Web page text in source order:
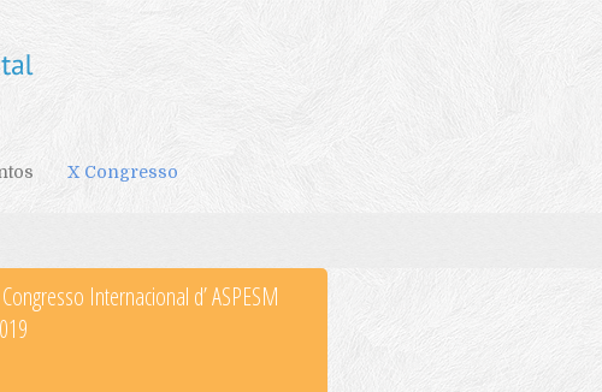
X Congresso
Internacional d’ ASPESM